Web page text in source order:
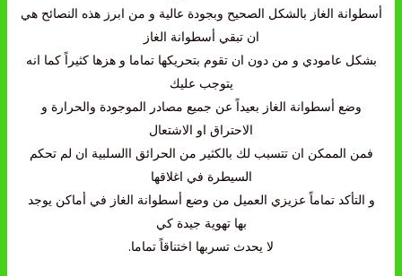
أسطوانة الغاز بالشكل الصحيح وبجودة عالية و من ابرز هذه النصائح هي
ان تبقي أسطوانة الغاز
بشكل عامودي و من دون ان تقوم بتحريكها تماما و هزها كثيراً كما انه
يتوجب عليك
وضع أسطوانة الغاز بعيداً عن جميع مصادر الموجودة والحرارة و
الاحتراق او الاشتعال
فمن الممكن ان تتسبب لك بالكثير من الحرائق االسلبية ان لم تحكم
السيطرة في اغلاقها
و التأكد تماماً عزيزي العميل من وضع أسطوانة الغاز في أماكن يوجد
بها تهوية جيدة كي
لا يحدث تسربها اختناقاً تماما.